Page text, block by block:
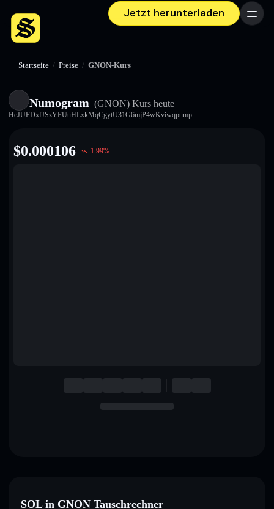
Jetzt herunterladen Menü
Startseite / Preise / GNON-Kurs
Numogram (GNON) Kurs heute
HeJUFDxfJSzYFUuHLxkMqCgytU31G6mjP4wKviwqpump
$0.000106 1.99%
SOL in GNON Tauschrechner